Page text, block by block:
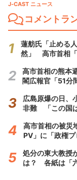
J-CAST ニュース
コメントラ
蓮舫氏「止める
然」 高市首相「
高市首相の熊本
閣広報官「51分
広島原爆の日、
非難 「この国
高市首相の被災
PV」に「政権
処分の東大教授
は？ 各紙は「